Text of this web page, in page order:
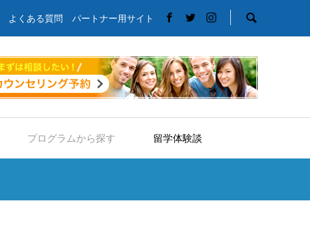
よくある質問 パートナー用サイト
プログラムから探す 留学体験談